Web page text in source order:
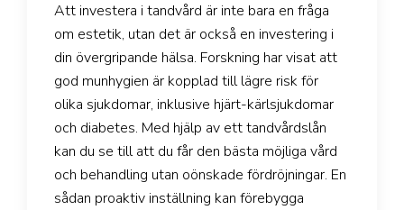
Att investera i tandvård är inte bara en fråga
om estetik, utan det är också en investering i
din övergripande hälsa. Forskning har visat att
god munhygien är kopplad till lägre risk för
olika sjukdomar, inklusive hjärt-kärlsjukdomar
och diabetes. Med hjälp av ett tandvårdslån
kan du se till att du får den bästa möjliga vård
och behandling utan oönskade fördröjningar. En
sådan proaktiv inställning kan förebygga